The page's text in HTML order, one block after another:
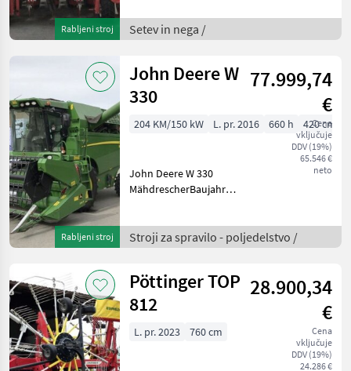
Rabljeni stroj
reihig, Linear-Klapp-
Teleskop-Rahmen bis 5, 88
Transportbreite
Setev in nega /
Rabljeni stroj
John Deere W
330
77.999,74
€
Cena
vključuje
DDV (19%)
65.546 €
neto
204 KM/150 kW L. pr. 2016 660 h 420 cm
John Deere W 330
MähdrescherBaujahr
660 hTrommelstunden 525
hSchneidwerksbreite 4, 2
km/hBe
Stroji za spravilo - poljedelstvo /
Pöttinger TOP
812
28.900,34
€
Cena
vključuje
DDV (19%)
24.286 €
L. pr. 2023 760 cm